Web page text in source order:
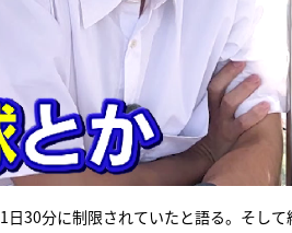
30分に制限されていたと語る。そし